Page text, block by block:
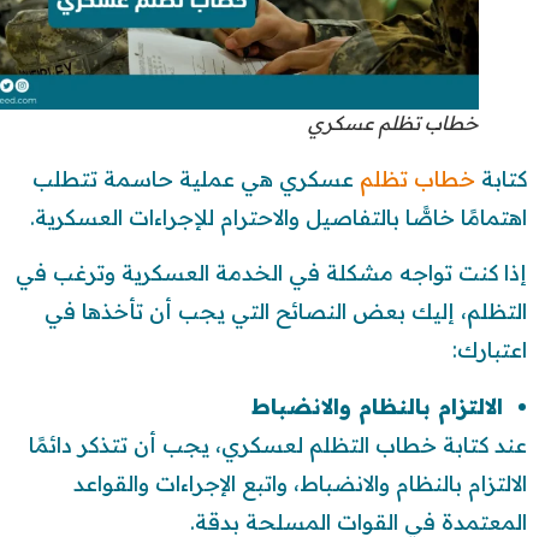
خطاب تظلم عسكري
كتابة خطاب تظلم عسكري هي عملية حاسمة تتطلب
اهتمامًا خاصًّا بالتفاصيل والاحترام للإجراءات العسكرية.
إذا كنت تواجه مشكلة في الخدمة العسكرية وترغب في
التظلم، إليك بعض النصائح التي يجب أن تأخذها في
اعتبارك:
الالتزام بالنظام والانضباط
عند كتابة خطاب التظلم لعسكري، يجب أن تتذكر دائمًا
الالتزام بالنظام والانضباط، واتبع الإجراءات والقواعد
المعتمدة في القوات المسلحة بدقة.